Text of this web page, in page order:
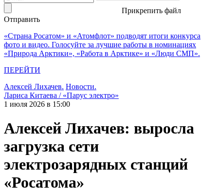
Прикрепить файл
Отправить
«Страна Росатом» и «Атомфлот» подводят итоги конкурса
фото и видео. Голосуйте за лучшие работы в номинациях
«Природа Арктики», «Работа в Арктике» и «Люди СМП».
ПЕРЕЙТИ
Алексей Лихачев. Новости.
Лариса Китаева / «Парус электро»
1 июля 2026 в 15:00
Алексей Лихачев: выросла
загрузка сети
электрозарядных станций
«Росатома»